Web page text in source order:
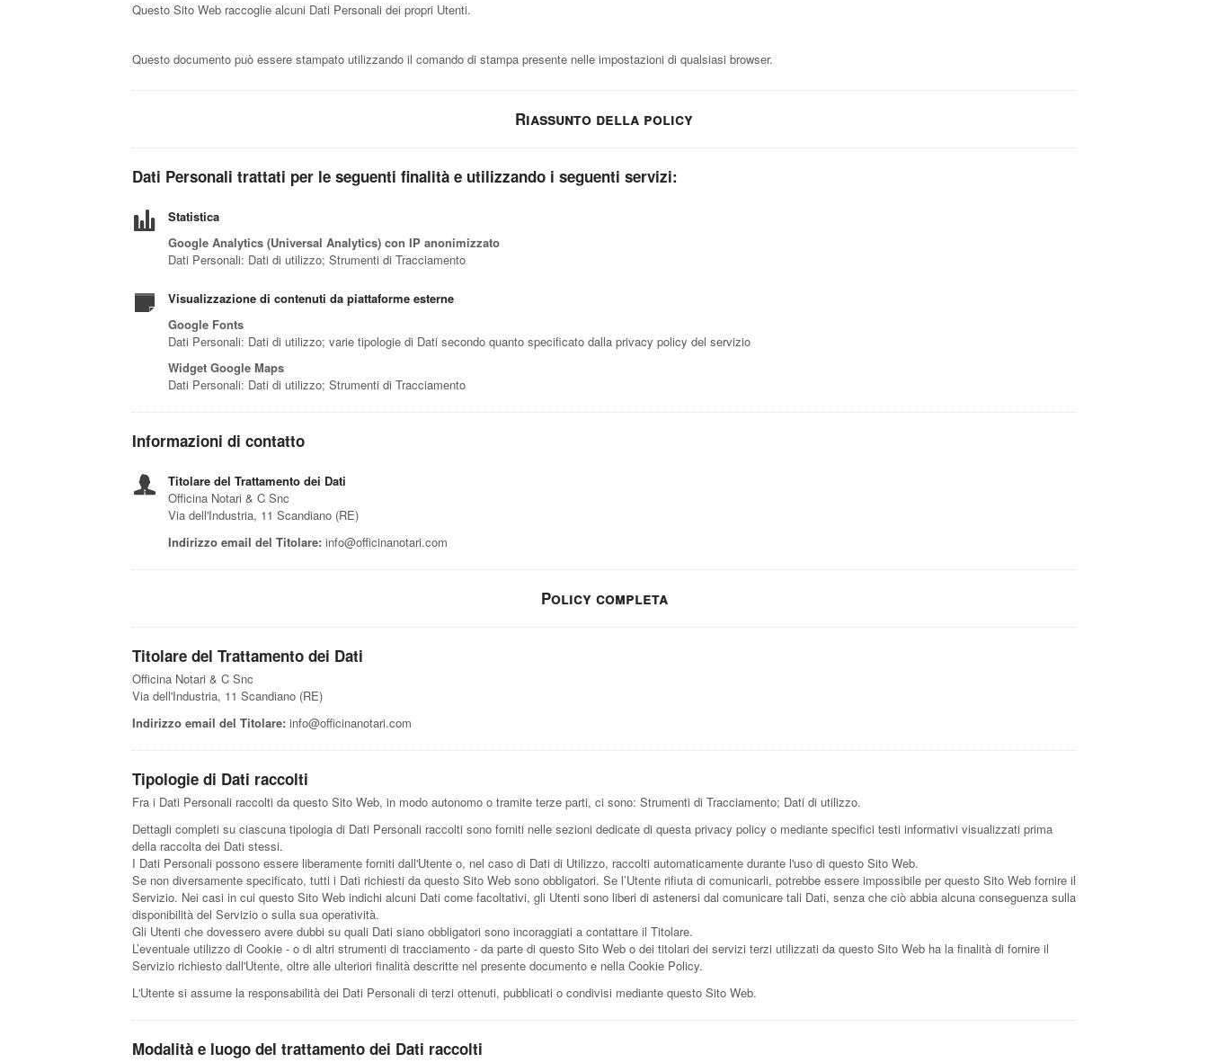
Questo Sito Web raccoglie alcuni Dati Personali dei propri Utenti.
Questo documento può essere stampato utilizzando il comando di stampa presente nelle impostazioni di qualsiasi browser.
Riassunto della policy
Dati Personali trattati per le seguenti finalità e utilizzando i seguenti servizi:
Statistica
Google Analytics (Universal Analytics) con IP anonimizzato
Dati Personali: Dati di utilizzo; Strumenti di Tracciamento
Visualizzazione di contenuti da piattaforme esterne
Google Fonts
Dati Personali: Dati di utilizzo; varie tipologie di Dati secondo quanto specificato dalla privacy policy del servizio
Widget Google Maps
Dati Personali: Dati di utilizzo; Strumenti di Tracciamento
Informazioni di contatto
Titolare del Trattamento dei Dati
Officina Notari & C Snc
Via dell'Industria, 11 Scandiano (RE)
Indirizzo email del Titolare: info@officinanotari.com
Policy completa
Titolare del Trattamento dei Dati
Officina Notari & C Snc
Via dell'Industria, 11 Scandiano (RE)
Indirizzo email del Titolare: info@officinanotari.com
Tipologie di Dati raccolti
Fra i Dati Personali raccolti da questo Sito Web, in modo autonomo o tramite terze parti, ci sono: Strumenti di Tracciamento; Dati di utilizzo.
Dettagli completi su ciascuna tipologia di Dati Personali raccolti sono forniti nelle sezioni dedicate di questa privacy policy o mediante specifici testi informativi visualizzati prima
della raccolta dei Dati stessi.
I Dati Personali possono essere liberamente forniti dall'Utente o, nel caso di Dati di Utilizzo, raccolti automaticamente durante l'uso di questo Sito Web.
Se non diversamente specificato, tutti i Dati richiesti da questo Sito Web sono obbligatori. Se l’Utente rifiuta di comunicarli, potrebbe essere impossibile per questo Sito Web fornire il
Servizio. Nei casi in cui questo Sito Web indichi alcuni Dati come facoltativi, gli Utenti sono liberi di astenersi dal comunicare tali Dati, senza che ciò abbia alcuna conseguenza sulla
disponibilità del Servizio o sulla sua operatività.
Gli Utenti che dovessero avere dubbi su quali Dati siano obbligatori sono incoraggiati a contattare il Titolare.
L’eventuale utilizzo di Cookie - o di altri strumenti di tracciamento - da parte di questo Sito Web o dei titolari dei servizi terzi utilizzati da questo Sito Web ha la finalità di fornire il
Servizio richiesto dall'Utente, oltre alle ulteriori finalità descritte nel presente documento e nella Cookie Policy.
L'Utente si assume la responsabilità dei Dati Personali di terzi ottenuti, pubblicati o condivisi mediante questo Sito Web.
Modalità e luogo del trattamento dei Dati raccolti